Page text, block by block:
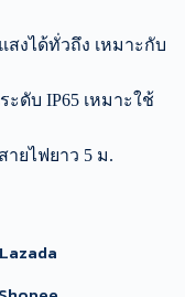
งได้ทั่วถึง เหมาะกับ
ดับ IP65 เหมาะใช้
ยไฟยาว 5 ม.